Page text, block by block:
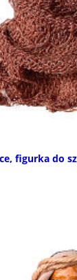
figurka do